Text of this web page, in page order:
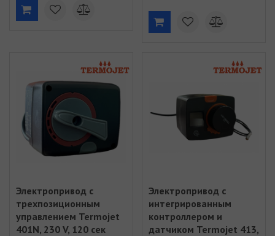
Электропривод с
трехпозиционным
управлением Termojet
401N, 230 V, 120 сек
Электропривод с
интегрированным
контроллером и
датчиком Termojet 413,